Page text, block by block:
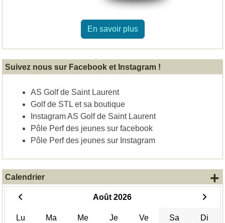
En savoir plus
Suivez nous sur Facebook et Instagram !
AS Golf de Saint Laurent
Golf de STL et sa boutique
Instagram AS Golf de Saint Laurent
Pôle Perf des jeunes sur facebook
Pôle Perf des jeunes sur Instagram
Calendrier
Août 2026
Lu Ma Me Je Ve Sa Di
+